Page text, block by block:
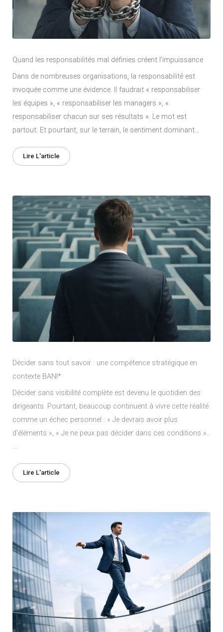
Quand les responsabilités mal définies créent l’impuissance
Dans de nombreuses organisations, la responsabilité est
invoquée comme une évidence. Il faudrait « responsabiliser
les équipes », « responsabiliser les managers », «
responsabiliser chacun sur ses résultats ». Le mot est
partout. Et pourtant, sur le terrain, le sentiment dominant...
Lire L'article
Décider sans tout savoir : une compétence stratégique en
contexte BANI*
Décider sans visibilité complète est devenu le quotidien des
dirigeants. Pourtant, beaucoup continuent à vivre cette réalité
comme un échec personnel : « Je devrais avoir plus
d’éléments », « Je ne peux pas décider dans ces conditions »..
…
Lire L'article